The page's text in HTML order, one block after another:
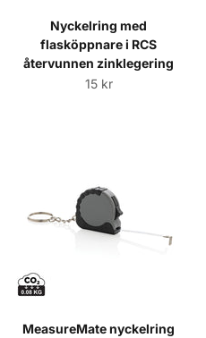
Nyckelring med
flasköppnare i RCS
återvunnen zinklegering
Sale price
15 kr
MeasureMate nyckelring